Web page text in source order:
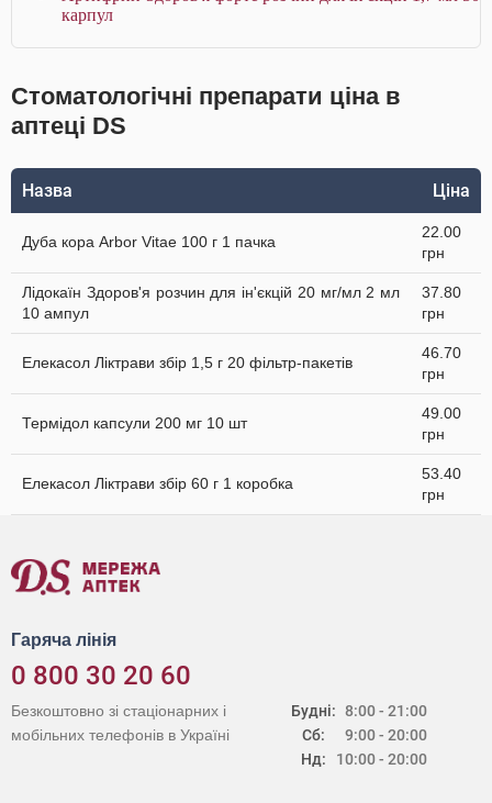
карпул
Стоматологічні препарати ціна в
аптеці DS
Назва Ціна
Дуба кора Arbor Vitae 100 г 1 пачка
22.00
грн
Лідокаїн Здоров'я розчин для ін'єкцій 20 мг/мл 2 мл
10 ампул
37.80
грн
Елекасол Ліктрави збір 1,5 г 20 фільтр-пакетів
46.70
грн
Термідол капсули 200 мг 10 шт
49.00
грн
Елекасол Ліктрави збір 60 г 1 коробка
53.40
грн
Гаряча лінія
0 800 30 20 60
Будні:
Сб:
Нд:
8:00 - 21:00
9:00 - 20:00
10:00 - 20:00
Безкоштовно зі стаціонарних і
мобільних телефонів в Україні